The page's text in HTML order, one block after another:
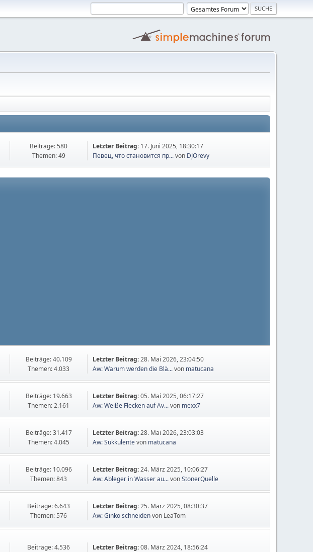
Beiträge: 580
Themen: 49
Letzter Beitrag: 17. Juni 2025, 18:30:17
Певец, что становится пр...von DJOrevy
Beiträge: 40.109
Themen: 4.033
Letzter Beitrag:28. Mai 2026, 23:04:50
Aw: Warum werden die Blä...von matucana
Beiträge: 19.663
Themen: 2.161
Letzter Beitrag:05. Mai 2025, 06:17:27
Aw: Weiße Flecken auf Av...von mexx7
Beiträge: 31.417
Themen: 4.045
Letzter Beitrag:28. Mai 2026, 23:03:03
Aw: Sukkulentevon matucana
Beiträge: 10.096
Themen: 843
Letzter Beitrag:24. März 2025, 10:06:27
Aw: Ableger in Wasser au...vonStonerQuelle
Beiträge: 6.643
Themen: 576
Letzter Beitrag:25. März 2025, 08:30:37
Aw: Ginko schneidenvon LeaTom
Beiträge: 4.536
Letzter Beitrag:08. März 2024, 18:56:24